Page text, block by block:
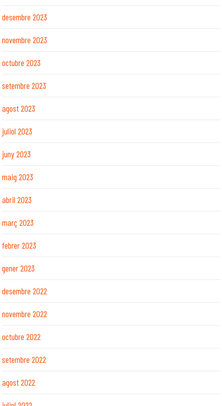
desembre 2023
novembre 2023
octubre 2023
setembre 2023
agost 2023
juliol 2023
juny 2023
maig 2023
abril 2023
març 2023
febrer 2023
gener 2023
desembre 2022
novembre 2022
octubre 2022
setembre 2022
agost 2022